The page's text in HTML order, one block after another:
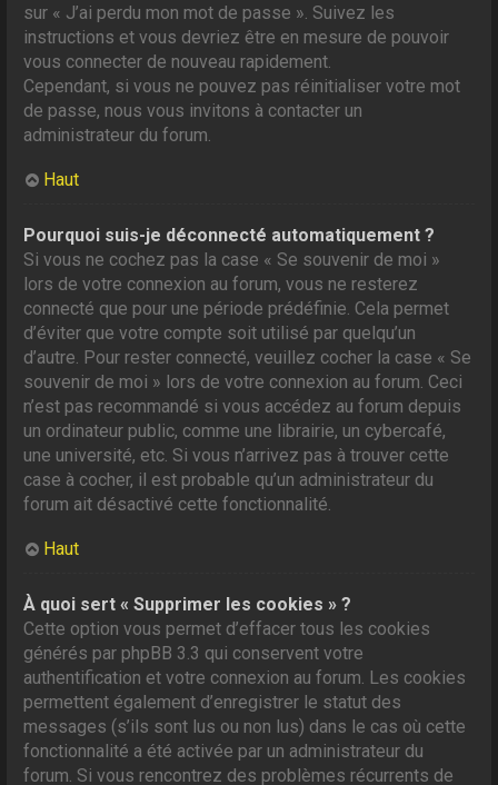
sur « J’ai perdu mon mot de passe ». Suivez les
instructions et vous devriez être en mesure de pouvoir
vous connecter de nouveau rapidement.
Cependant, si vous ne pouvez pas réinitialiser votre mot
de passe, nous vous invitons à contacter un
administrateur du forum.
Haut
Pourquoi suis-je déconnecté automatiquement ?
Si vous ne cochez pas la case « Se souvenir de moi »
lors de votre connexion au forum, vous ne resterez
connecté que pour une période prédéfinie. Cela permet
d’éviter que votre compte soit utilisé par quelqu’un
d’autre. Pour rester connecté, veuillez cocher la case « Se
souvenir de moi » lors de votre connexion au forum. Ceci
n’est pas recommandé si vous accédez au forum depuis
un ordinateur public, comme une librairie, un cybercafé,
une université, etc. Si vous n’arrivez pas à trouver cette
case à cocher, il est probable qu’un administrateur du
forum ait désactivé cette fonctionnalité.
Haut
À quoi sert « Supprimer les cookies » ?
Cette option vous permet d’effacer tous les cookies
générés par phpBB 3.3 qui conservent votre
authentification et votre connexion au forum. Les cookies
permettent également d’enregistrer le statut des
messages (s’ils sont lus ou non lus) dans le cas où cette
fonctionnalité a été activée par un administrateur du
forum. Si vous rencontrez des problèmes récurrents de